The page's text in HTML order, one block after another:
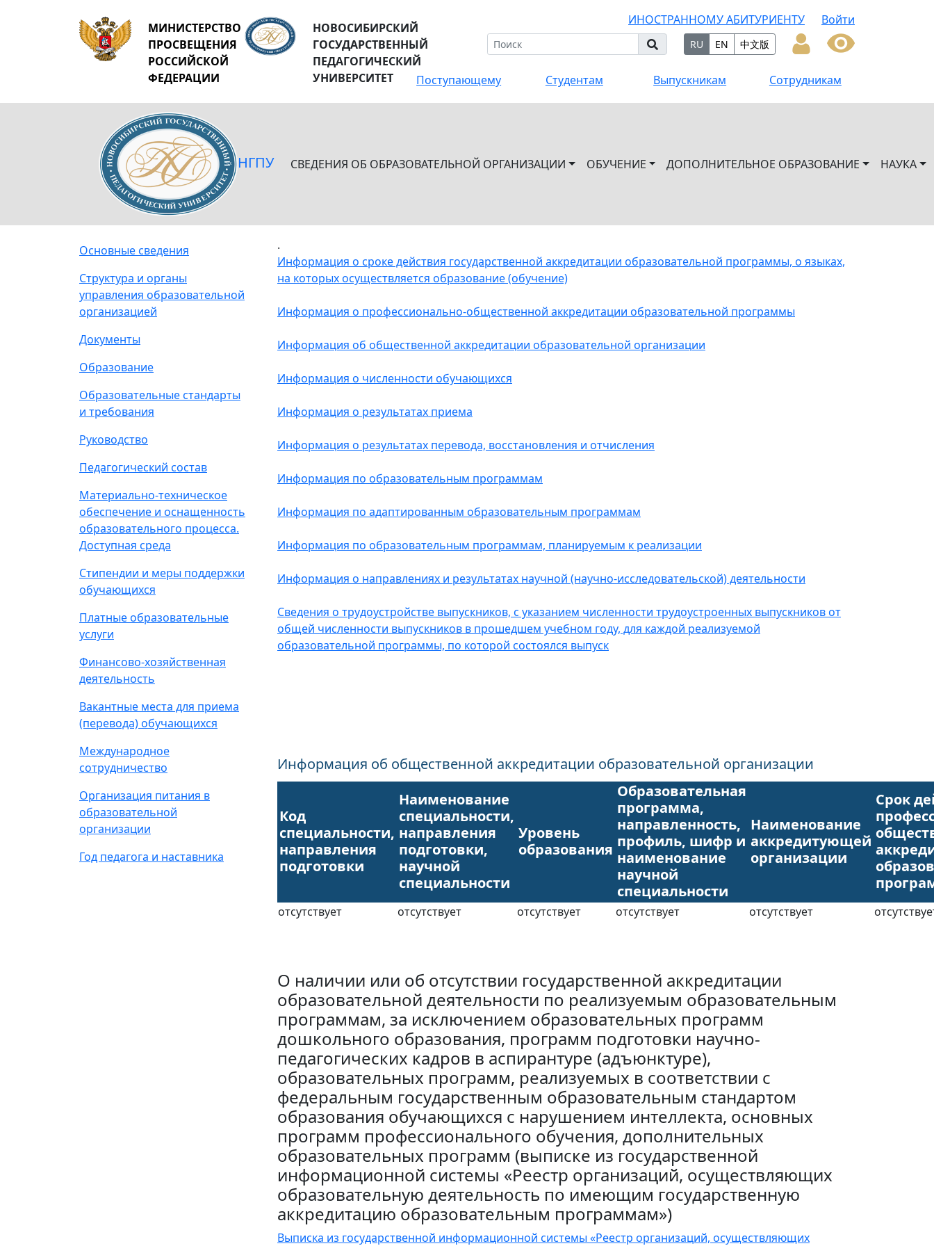
МИНИСТЕРСТВО
ПРОСВЕЩЕНИЯ
РОССИЙСКОЙ
ФЕДЕРАЦИИ
НОВОСИБИРСКИЙ
ГОСУДАРСТВЕННЫЙ
ПЕДАГОГИЧЕСКИЙ
УНИВЕРСИТЕТ
ИНОСТРАННОМУ АБИТУРИЕНТУ Войти
RU EN 中文版
Поступающему Студентам Выпускникам Сотрудникам
НГПУ СВЕДЕНИЯ ОБ ОБРАЗОВАТЕЛЬНОЙ ОРГАНИЗАЦИИ ОБУЧЕНИЕ ДОПОЛНИТЕЛЬНОЕ ОБРАЗОВАНИЕ НАУКА
Основные сведения
Структура и органы
управления образовательной
организацией
Документы
Образование
Образовательные стандарты
и требования
Руководство
Педагогический состав
Материально-техническое
обеспечение и оснащенность
образовательного процесса.
Доступная среда
Стипендии и меры поддержки
обучающихся
Платные образовательные
услуги
Финансово-хозяйственная
деятельность
Вакантные места для приема
(перевода) обучающихся
Международное
сотрудничество
Организация питания в
образовательной
организации
Год педагога и наставника
.
Информация о сроке действия государственной аккредитации образовательной программы, о языках,
на которых осуществляется образование (обучение)
Информация о профессионально-общественной аккредитации образовательной программы
Информация об общественной аккредитации образовательной организации
Информация о численности обучающихся
Информация о результатах приема
Информация о результатах перевода, восстановления и отчисления
Информация по образовательным программам
Информация по адаптированным образовательным программам
Информация по образовательным программам, планируемым к реализации
Информация о направлениях и результатах научной (научно-исследовательской) деятельности
Сведения о трудоустройстве выпускников, с указанием численности трудоустроенных выпускников от
общей численности выпускников в прошедшем учебном году, для каждой реализуемой
образовательной программы, по которой состоялся выпуск
Информация об общественной аккредитации образовательной организации
Код
специальности,
направления
подготовки
Наименование
специальности,
направления
подготовки,
научной
специальности
Уровень
образования
Образовательная
программа,
направленность,
профиль, шифр и
наименование
научной
специальности
Наименование
аккредитующей
организации
Срок
отсутствует отсутствует отсутствует отсутствует отсутствует
О наличии или об отсутствии государственной аккредитации
образовательной деятельности по реализуемым образовательным
программам, за исключением образовательных программ
дошкольного образования, программ подготовки научно-
педагогических кадров в аспирантуре (адъюнктуре),
образовательных программ, реализуемых в соответствии с
федеральным государственным образовательным стандартом
образования обучающихся с нарушением интеллекта, основных
программ профессионального обучения, дополнительных
образовательных программ (выписке из государственной
информационной системы «Реестр организаций, осуществляющих
образовательную деятельность по имеющим государственную
аккредитацию образовательным программам»)
Выписка из государственной информационной системы «Реестр организаций, осуществляющих